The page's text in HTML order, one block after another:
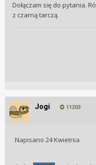
Dołączam się do pytania.
z czarną tarczą.
Jogi 11203
Napisano 24 Kwietnia